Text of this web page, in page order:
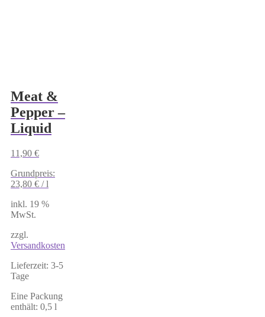
Meat &
Pepper –
Liquid
11,90 €
Grundpreis:
23,80 € /l
inkl. 19 %
MwSt.
zzgl.
Versandkosten
Lieferzeit: 3-5
Tage
Eine Packung
enthält: 0,5 l